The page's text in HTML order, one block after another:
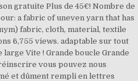
gratuite Plus de 45€! Nombre de
a fabric of uneven yarn that has
fabric, cloth, material, textile
6,755 views. adaptable sur tout
large Vite ! Grande boucle Grande
vous pouvez nous
et dûment rempli en lettres